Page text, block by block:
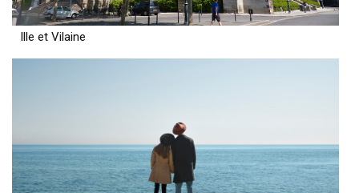
Ille et Vilaine